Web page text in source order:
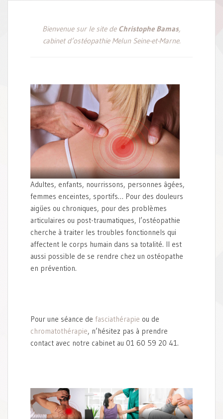
Bienvenue sur le site de Christophe Bamas,
cabinet d’ostéopathie Melun Seine-et-Marne.
Adultes, enfants, nourrissons, personnes âgées,
femmes enceintes, sportifs… Pour des douleurs
aigües ou chroniques, pour des problèmes
articulaires ou post-traumatiques, l’ostéopathie
cherche à traiter les troubles fonctionnels qui
affectent le corps humain dans sa totalité. Il est
aussi possible de se rendre chez un ostéopathe
en prévention.
Pour une séance de fasciathérapie ou de
chromatothérapie, n’hésitez pas à prendre
contact avec notre cabinet au 01 60 59 20 41.